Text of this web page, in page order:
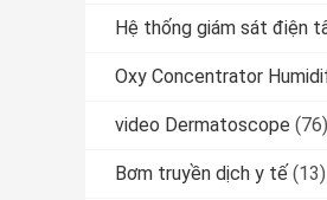
Hệ thống giám sát điện
Oxy Concentrator
video Dermatoscope (76)
Bơm truyền dịch y tế (13)